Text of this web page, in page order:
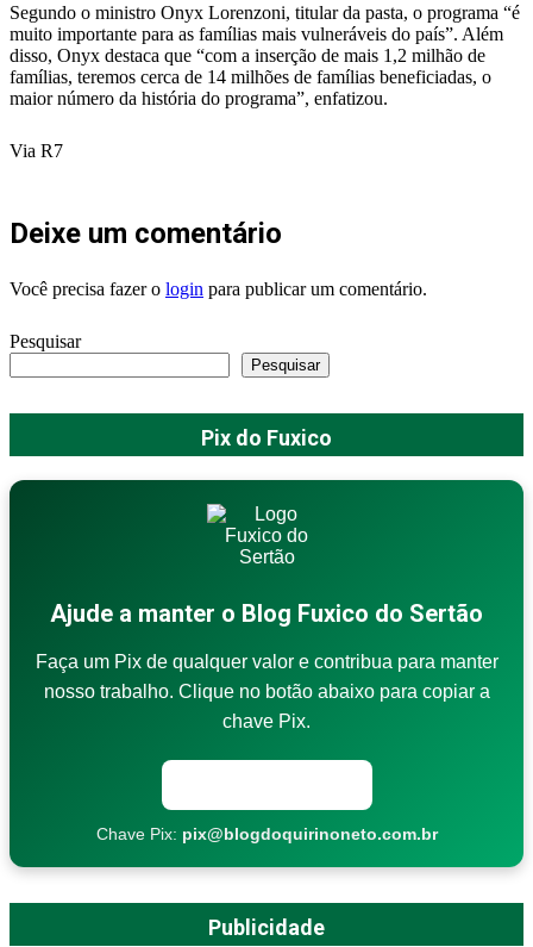
Segundo o ministro Onyx Lorenzoni, titular da pasta, o programa “é
muito importante para as famílias mais vulneráveis do país”. Além
disso, Onyx destaca que “com a inserção de mais 1,2 milhão de
famílias, teremos cerca de 14 milhões de famílias beneficiadas, o
maior número da história do programa”, enfatizou.
Via R7
Deixe um comentário
Você precisa fazer o login para publicar um comentário.
Pesquisar
Pesquisar
Pix do Fuxico
Ajude a manter o Blog Fuxico do Sertão
Faça um Pix de qualquer valor e contribua para manter
nosso trabalho. Clique no botão abaixo para copiar a
chave Pix.
Chave Pix: pix@blogdoquirinoneto.com.br
Publicidade